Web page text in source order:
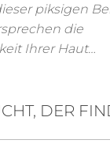
piksigen
die
Ihrer Haut…
DER